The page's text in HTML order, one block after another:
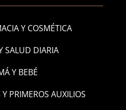
Y COSMÉTICA
SALUD DIARIA
Y BEBÉ
PRIMEROS AUXILIOS